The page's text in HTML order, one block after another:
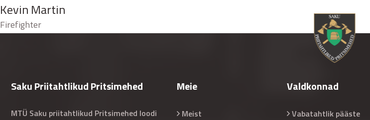
Kevin Martin
Firefighter
Saku Priitahtlikud Pritsimehed
MTÜ Saku priitahtlikud Pritsimehed loodi
Meie
Meist
Valdkonnad
Vabatahtlik pääste